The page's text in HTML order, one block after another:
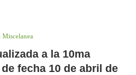
Miscelanea
a la 10ma
fecha 10 de abril de